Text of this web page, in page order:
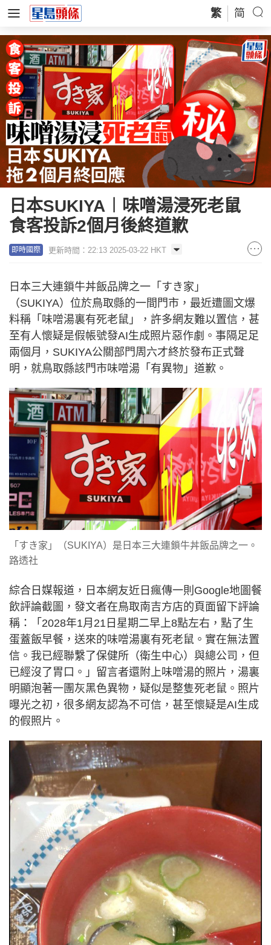
繁 简
日本SUKIYA︱味噌湯浸死老鼠
食客投訴2個月後終道歉
即時國際 更新時間：22:13 2025-03-22 HKT
日本三大連鎖牛丼飯品牌之一「すき家」
（SUKIYA）位於鳥取縣的一間門市，最近遭圖文爆
料稱「味噌湯裏有死老鼠」，許多網友難以置信，甚
至有人懷疑是假帳號發AI生成照片惡作劇。事隔足足
兩個月，SUKIYA公關部門周六才終於發布正式聲
明，就鳥取縣該門市味噌湯「有異物」道歉。
「すき家」（SUKIYA）是日本三大連鎖牛丼飯品牌之一。
路透社
綜合日媒報道，日本網友近日瘋傳一則Google地圖餐
飲評論截圖，發文者在鳥取南吉方店的頁面留下評論
稱：「2028年1月21日星期二早上8點左右，點了生
蛋蓋飯早餐，送來的味噌湯裏有死老鼠。實在無法置
信。我已經聯繫了保健所（衛生中心）與總公司，但
已經沒了胃口。」留言者還附上味噌湯的照片，湯裏
明顯泡著一團灰黑色異物，疑似是整隻死老鼠。照片
曝光之初，很多網友認為不可信，甚至懷疑是AI生成
的假照片。